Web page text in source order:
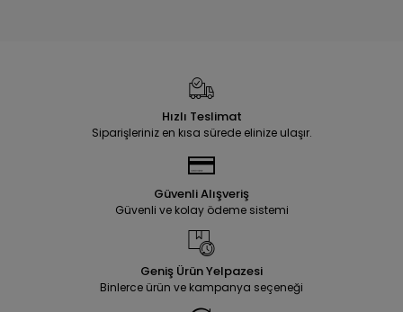
Hızlı Teslimat
Siparişleriniz en kısa sürede elinize ulaşır.
Güvenli Alışveriş
Güvenli ve kolay ödeme sistemi
Geniş Ürün Yelpazesi
Binlerce ürün ve kampanya seçeneği